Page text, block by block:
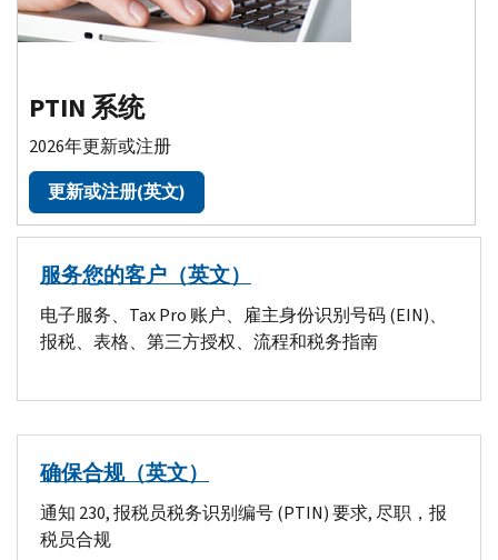
PTIN 系统
2026年更新或注册
更新或注册(英文)
服务您的客户（英文）
电子服务、 Tax Pro 账户、雇主身份识别号码 (EIN)、
报税、表格、第三方授权、流程和税务指南
确保合规（英文）
通知 230, 报税员税务识别编号 (PTIN) 要求, 尽职，报
税员合规